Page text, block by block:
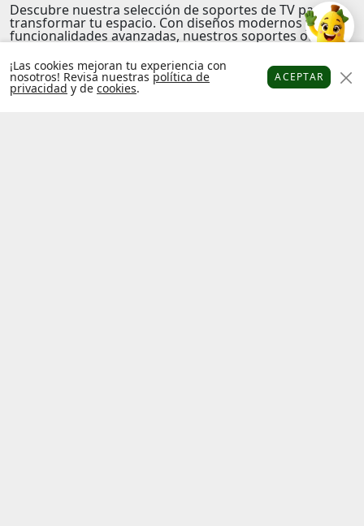
Descubre nuestra selección desoportes de TV para
transformar tu espacio. Con diseños modernos y
funcionalidades avanzadas, nuestros soportes ofrecen
Elegancia y funcionalidadse unen en cada uno de
nuestros modelos, permitiendo una fácil instalación y
una estabilidad insuperable para tu televisión.
Platanitos Favoritos
¡Las cookies mejoran tu experiencia con
nosotros! Revisa nuestras política de
privacidad y de cookies.
ACEPTAR